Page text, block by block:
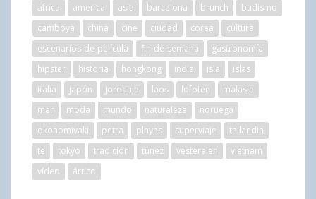
africa america asia barcelona brunch
budismo
camboya
china cine ciudad corea
cultura
escenarios-de-película
fin-de-semana
gastronomía
hipster
historia hongkong india isla
islas
italia
japón jordania laos lofoten
malasia
mar
moda mundo naturaleza
noruega
okonomiyaki
petra playas superviaje
tailandia
te
tokyo tradición túnez vesteralen
vietnam
vídeo
ártico